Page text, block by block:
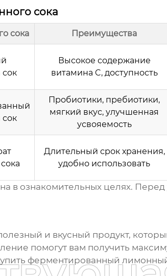
сока
сока Преимущества
Высокое содержание
витамина C, доступность
Пробиотики, пребиотики,
мягкий вкус, улучшенная
усвояемость
Длительный срок хранения,
удобно использовать
в ознакомительных целях.
и вкусный продукт,
помогут вам получить
ферментированный